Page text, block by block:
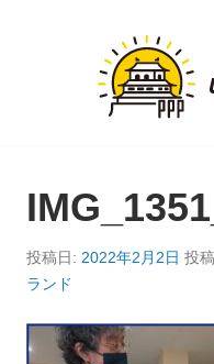
投稿日: 2022年2月2日 投
ランド